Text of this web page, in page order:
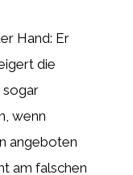
Hand: Er
die
sogar
wenn
angeboten
am falschen